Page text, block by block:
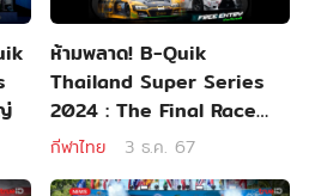
ห้ามพลาด! B-Quik
Thailand Super Series
2024 : The Final Race
13-15 ธ.ค.นี้
กีฬาไทย 3 ธ.ค. 67